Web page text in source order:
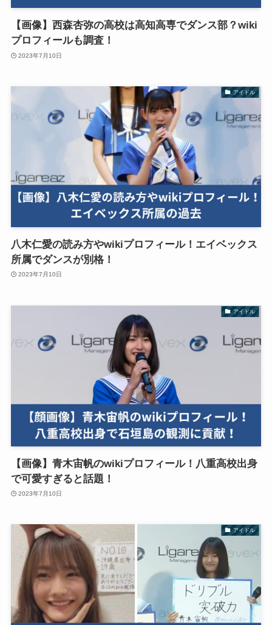
【画像】西森杏弥の高校は高知高専でダンス部？wiki
プロフィールも調査！
2023年7月10日
アイドル
八木仁愛の読み方やwikiプロフィール！エイベックス
所属でダンスが別格！
2023年7月10日
アイドル
【画像】青木宙帆のwikiプロフィール！八重高校出身
で可愛すぎると話題！
2023年7月10日
アイドル